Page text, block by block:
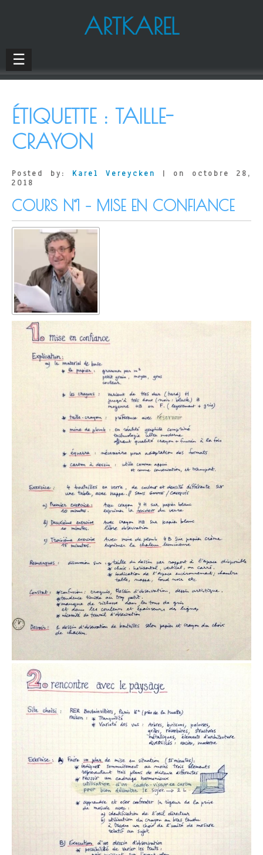
ARTKAREL
☰
ÉTIQUETTE : TAILLE-
CRAYON
Posted by: Karel Vereycken
| on octobre 28,
2018
COURS N°1 – MISE EN CONFIANCE